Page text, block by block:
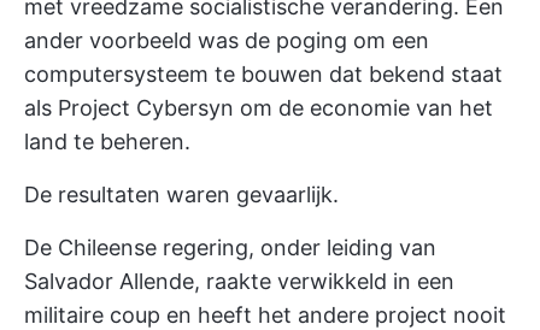
met vreedzame socialistische verandering. Een
ander voorbeeld was de poging om een
computersysteem te bouwen dat bekend staat
als Project Cybersyn om de economie van het
land te beheren.
De resultaten waren gevaarlijk.
De Chileense regering, onder leiding van
Salvador Allende, raakte verwikkeld in een
militaire coup en heeft het andere project nooit